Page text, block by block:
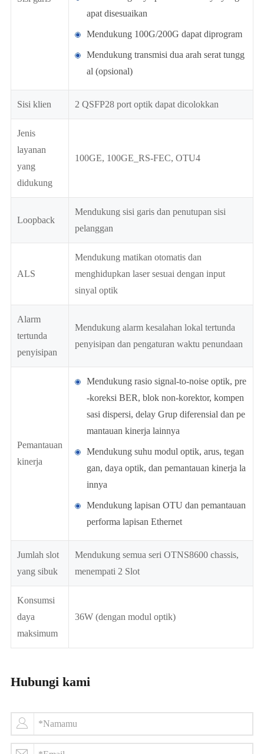
apat disesuaikan
Mendukung 100G/200G dapat diprogram
Mendukung transmisi dua arah serat tungg
al (opsional)
Sisi klien 2 QSFP28 port optik dapat dicolokkan
Jenis
layanan
yang
didukung
100GE, 100GE_RS-FEC, OTU4
Loopback
Mendukung sisi garis dan penutupan sisi
pelanggan
ALS
Mendukung matikan otomatis dan
menghidupkan laser sesuai dengan input
sinyal optik
Alarm
tertunda
penyisipan
Mendukung alarm kesalahan lokal tertunda
penyisipan dan pengaturan waktu penundaan
Pemantauan
kinerja
Mendukung rasio signal-to-noise optik, pre
-koreksi BER, blok non-korektor, kompen
sasi dispersi, delay Grup diferensial dan pe
mantauan kinerja lainnya
Mendukung suhu modul optik, arus, tegan
gan, daya optik, dan pemantauan kinerja la
innya
Mendukung lapisan OTU dan pemantauan
performa lapisan Ethernet
Jumlah slot
yang sibuk
Mendukung semua seri OTNS8600 chassis,
menempati 2 Slot
Konsumsi
daya
maksimum
36W (dengan modul optik)
Hubungi kami